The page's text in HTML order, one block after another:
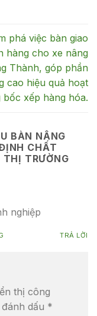
phá việc bàn giao
hàng cho xe nâng
Thành, góp phần
cao hiệu quả hoạt
bốc xếp hàng hóa.
BÀN NÂNG
CHẤT
THỊ TRƯỜNG
nghiệp
TRẢ LỜI
thị công
dấu *